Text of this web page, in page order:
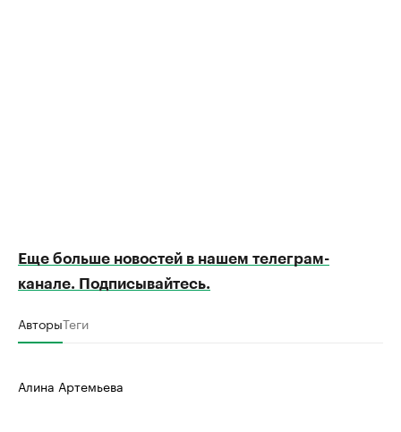
Еще больше новостей в нашем телеграм-
канале. Подписывайтесь.
АвторыТеги
Алина Артемьева